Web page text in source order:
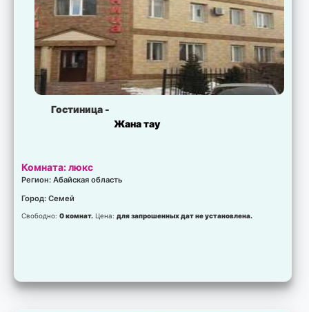
Гостиница -
Жана тау
Комната: люкс
Регион: Абайская область
Город: Семей
Свободно:0 комнат. Цена:для запрошенных дат не установлена.